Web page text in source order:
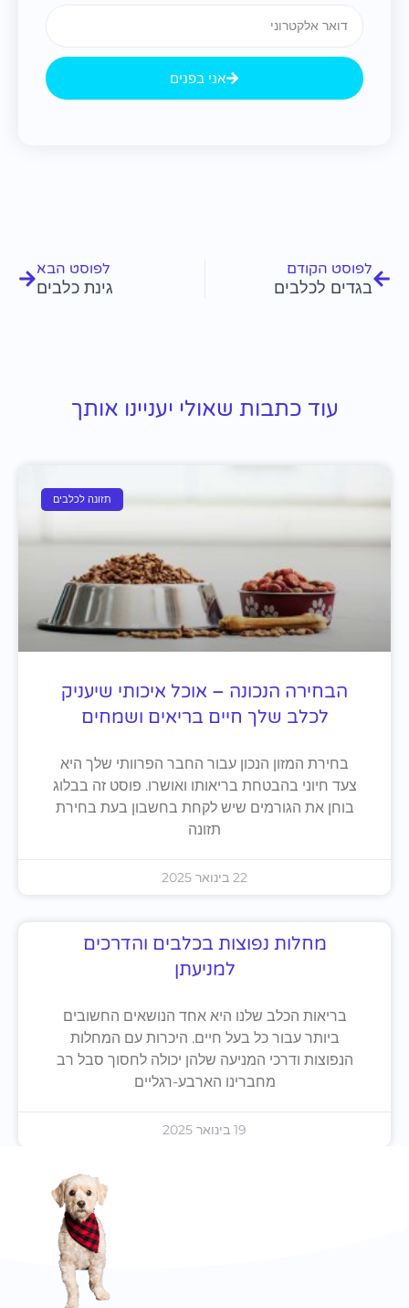
אני בפנים
לפוסט הקודם
בגדים לכלבים
לפוסט הבא
גינת כלבים
עוד כתבות שאולי יעניינו אותך
תזונה לכלבים
הבחירה הנכונה – אוכל איכותי שיעניק
לכלב שלך חיים בריאים ושמחים
בחירת המזון הנכון עבור החבר הפרוותי שלך היא
צעד חיוני בהבטחת בריאותו ואושרו. פוסט זה בבלוג
בוחן את הגורמים שיש לקחת בחשבון בעת בחירת
תזונה
22 בינואר 2025
מחלות נפוצות בכלבים והדרכים
למניעתן
בריאות הכלב שלנו היא אחד הנושאים החשובים
ביותר עבור כל בעל חיים. היכרות עם המחלות
הנפוצות ודרכי המניעה שלהן יכולה לחסוך סבל רב
מחברינו הארבע-רגליים
19 בינואר 2025